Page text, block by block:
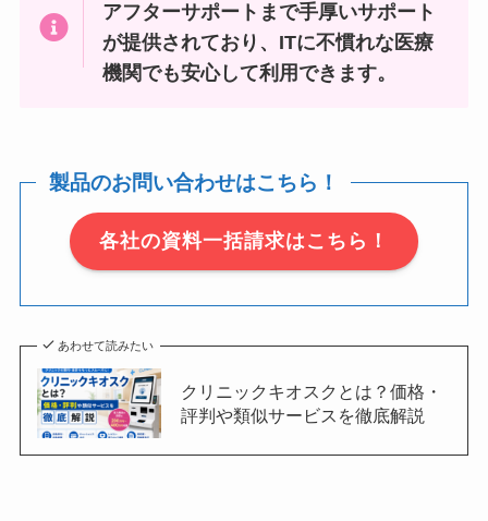
アフターサポートまで手厚いサポート
が提供されており、ITに不慣れな医療
機関でも安心して利用できます。
製品のお問い合わせはこちら！
各社の資料一括請求はこちら！
あわせて読みたい
クリニックキオスクとは？価格・
評判や類似サービスを徹底解説